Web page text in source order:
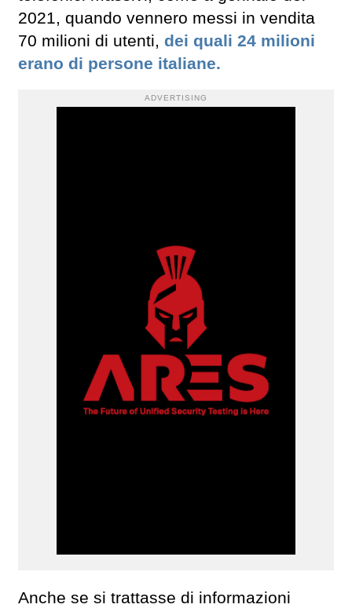
2021, quando vennero messi in vendita
70 milioni di utenti, dei quali 24 milioni
erano di persone italiane.
ADVERTISING
Anche se si trattasse di informazioni